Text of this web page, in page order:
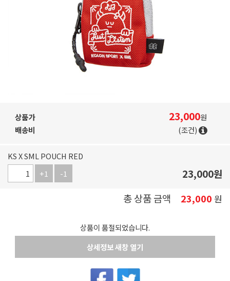
상품가 23,000원
배송비
(조건)
KS X SML POUCH RED
+1
-1 23,000원
총 상품 금액
23,000 원
상품이 품절되었습니다.
상세정보 새창 열기